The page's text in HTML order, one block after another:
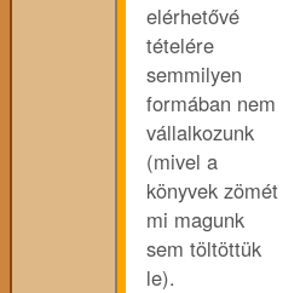
elérhetővé
tételére
semmilyen
formában nem
vállalkozunk
(mivel a
könyvek zömét
mi magunk
sem töltöttük
le).